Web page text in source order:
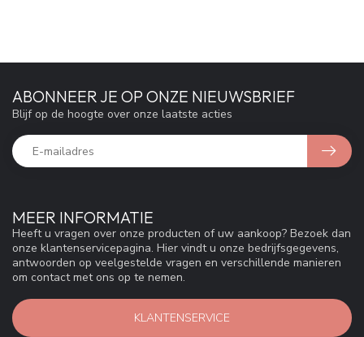
MEER INFORMATIE
Heeft u vragen over onze producten of uw aankoop? Bezoek dan
onze klantenservicepagina. Hier vindt u onze bedrijfsgegevens,
antwoorden op veelgestelde vragen en verschillende manieren
om contact met ons op te nemen.
KLANTENSERVICE
ABONNEER JE OP ONZE NIEUWSBRIEF
Blijf op de hoogte over onze laatste acties